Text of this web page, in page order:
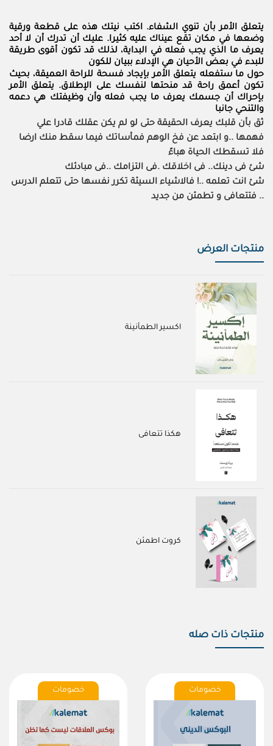
يتعلق الأمر بأن تنوي الشفاء. اكتب نيتك هذه على قطعة ورقية
وضعها في مكان تقع عيناك عليه كثيرا. عليك أن تدرك أن لا أحد
يعرف ما الذي يجب فعله في البداية، لذلك قد تكون أقوى طريقة
للبدء في بعض الأحيان هي الإدلاء ببيان للكون
حول ما ستفعله يتعلق الأمر بإيجاد فسحة للراحة العميقة، بحيث
تكون أعمق راحة قد منحتها لنفسك على الإطلاق. يتعلق الأمر
بإحراك أن جسمك يعرف ما يجب فعله وأن وظيفتك هي دعمه
والتنحي جانبا
ثق بأن قلبك يعرف الحقيقة حتى لو لم يكن عقلك قادرا علي
فهمها ..و ابتعد عن فخ الوهم فمأساتك فيما سقط منك ارضا
فلا تسقطك الحياة هباءً
شئ فى دينك.. فى اخلاقك .فى التزامك ..فى مبادئك
شئ انت تعلمه ..! فالاشياء السيئة تكرر نفسها حتى تتعلم الدرس
.. فتتعافى و تطمئن من جديد
منتجات العرض
اكسير الطمأنينة
هكذا تتعافى
كروت اطمئن
منتجات ذات صله
خصومات خصومات